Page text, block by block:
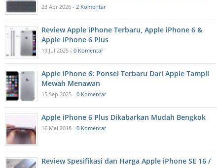
23 Apr 2026 - 2 Komentar
Review Apple iPhone Terbaru, Apple iPhone 6 &
Apple iPhone 6 Plus
19 Jul 2025 - 0 Komentar
Apple iPhone 6: Ponsel Terbaru Dari Apple Tampil
Mewah Menawan
15 Sep 2025 - 0 Komentar
Apple iPhone 6 Plus Dikabarkan Mudah Bengkok
16 Mei 2018 - 0 Komentar
Review Spesifikasi dan Harga Apple iPhone SE 16 /